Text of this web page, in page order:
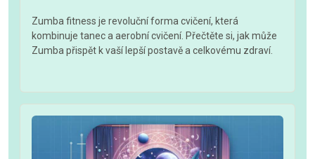
Zumba fitness je revoluční forma cvičení, která
kombinuje tanec a aerobní cvičení. Přečtěte si, jak může
Zumba přispět k vaší lepší postavě a celkovému zdraví.